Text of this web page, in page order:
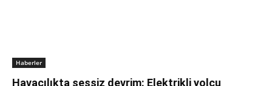
Haberler
Havacılıkta sessiz devrim: Elektrikli yolcu